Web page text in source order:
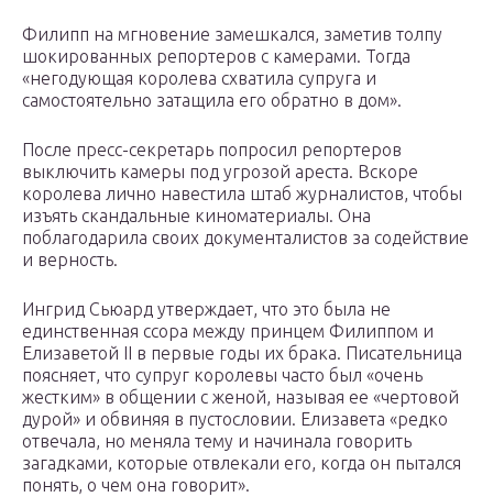
Филипп на мгновение замешкался, заметив толпу
шокированных репортеров с камерами. Тогда
«негодующая королева схватила супруга и
самостоятельно затащила его обратно в дом».
После пресс-секретарь попросил репортеров
выключить камеры под угрозой ареста. Вскоре
королева лично навестила штаб журналистов, чтобы
изъять скандальные киноматериалы. Она
поблагодарила своих документалистов за содействие
и верность.
Ингрид Сьюард утверждает, что это была не
единственная ссора между принцем Филиппом и
Елизаветой II в первые годы их брака. Писательница
поясняет, что супруг королевы часто был «очень
жестким» в общении с женой, называя ее «чертовой
дурой» и обвиняя в пустословии. Елизавета «редко
отвечала, но меняла тему и начинала говорить
загадками, которые отвлекали его, когда он пытался
понять, о чем она говорит».